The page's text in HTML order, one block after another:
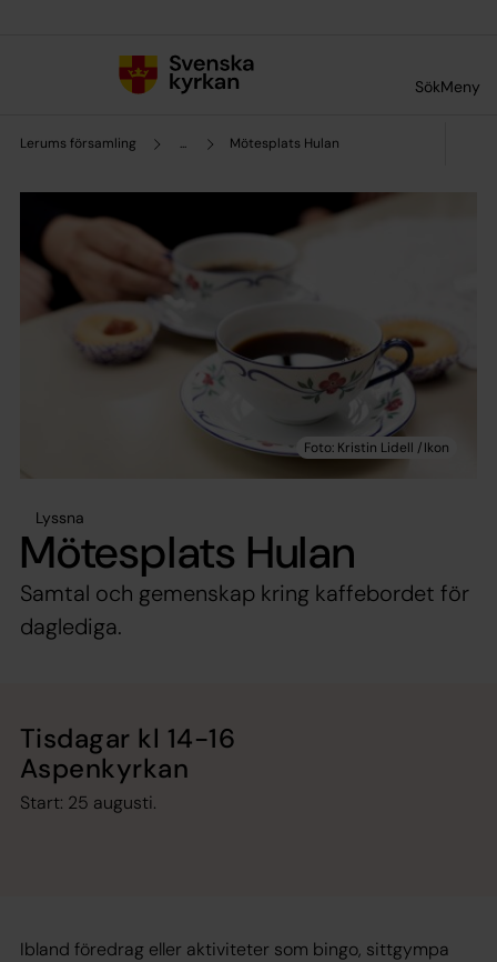
SökMeny
Lerums församling ... Mötesplats Hulan
Lyssna
Mötesplats Hulan
Samtal och gemenskap kring kaffebordet för
daglediga.
Tisdagar kl 14-16
Aspenkyrkan
Start: 25 augusti.
Ibland föredrag eller aktiviteter som bingo, sittgympa